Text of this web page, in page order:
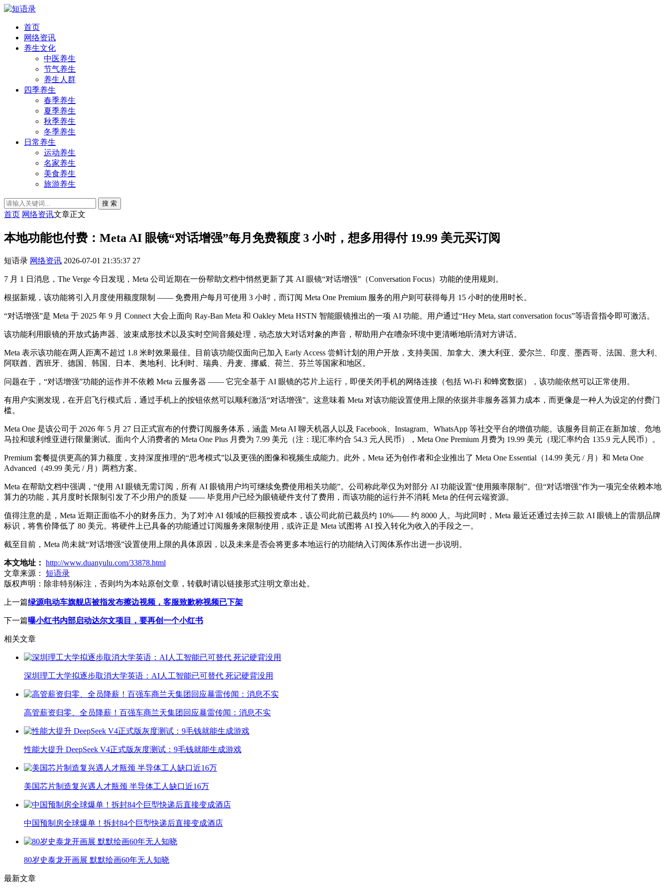
首页
网络资讯
养生文化
中医养生
节气养生
养生人群
四季养生
春季养生
夏季养生
秋季养生
冬季养生
日常养生
运动养生
名家养生
美食养生
旅游养生
搜 索
首页 网络资讯文章正文
本地功能也付费：Meta AI 眼镜“对话增强”每月免费额度 3 小时，想多用得付 19.99 美元买订阅
短语录 网络资讯 2026-07-01 21:35:37 27
7 月 1 日消息，The Verge 今日发现，Meta 公司近期在一份帮助文档中悄然更新了其 AI 眼镜“对话增强”（Conversation Focus）功能的使用规则。
根据新规，该功能将引入月度使用额度限制 —— 免费用户每月可使用 3 小时，而订阅 Meta One Premium 服务的用户则可获得每月 15 小时的使用时长。
“对话增强”是 Meta 于 2025 年 9 月 Connect 大会上面向 Ray-Ban Meta 和 Oakley Meta HSTN 智能眼镜推出的一项 AI 功能。用户通过“Hey Meta, start conversation focus”等语音指令即可激活。
该功能利用眼镜的开放式扬声器、波束成形技术以及实时空间音频处理，动态放大对话对象的声音，帮助用户在嘈杂环境中更清晰地听清对方讲话。
Meta 表示该功能在两人距离不超过 1.8 米时效果最佳。目前该功能仅面向已加入 Early Access 尝鲜计划的用户开放，支持美国、加拿大、澳大利亚、爱尔兰、印度、墨西哥、法国、意大利、
阿联酋、西班牙、德国、韩国、日本、奥地利、比利时、瑞典、丹麦、挪威、荷兰、芬兰等国家和地区。
问题在于，“对话增强”功能的运作并不依赖 Meta 云服务器 —— 它完全基于 AI 眼镜的芯片上运行，即便关闭手机的网络连接（包括 Wi-Fi 和蜂窝数据），该功能依然可以正常使用。
有用户实测发现，在开启飞行模式后，通过手机上的按钮依然可以顺利激活“对话增强”。这意味着 Meta 对该功能设置使用上限的依据并非服务器算力成本，而更像是一种人为设定的付费门
槛。
Meta One 是该公司于 2026 年 5 月 27 日正式宣布的付费订阅服务体系，涵盖 Meta AI 聊天机器人以及 Facebook、Instagram、WhatsApp 等社交平台的增值功能。该服务目前正在新加坡、危地
马拉和玻利维亚进行限量测试。面向个人消费者的 Meta One Plus 月费为 7.99 美元（注：现汇率约合 54.3 元人民币），Meta One Premium 月费为 19.99 美元（现汇率约合 135.9 元人民币）。
Premium 套餐提供更高的算力额度，支持深度推理的“思考模式”以及更强的图像和视频生成能力。此外，Meta 还为创作者和企业推出了 Meta One Essential（14.99 美元 / 月）和 Meta One
Advanced（49.99 美元 / 月）两档方案。
Meta 在帮助文档中强调，“使用 AI 眼镜无需订阅，所有 AI 眼镜用户均可继续免费使用相关功能”。公司称此举仅为对部分 AI 功能设置“使用频率限制”。但“对话增强”作为一项完全依赖本地
算力的功能，其月度时长限制引发了不少用户的质疑 —— 毕竟用户已经为眼镜硬件支付了费用，而该功能的运行并不消耗 Meta 的任何云端资源。
值得注意的是，Meta 近期正面临不小的财务压力。为了对冲 AI 领域的巨额投资成本，该公司此前已裁员约 10%—— 约 8000 人。与此同时，Meta 最近还通过去掉三款 AI 眼镜上的雷朋品牌
标识，将售价降低了 80 美元。将硬件上已具备的功能通过订阅服务来限制使用，或许正是 Meta 试图将 AI 投入转化为收入的手段之一。
截至目前，Meta 尚未就“对话增强”设置使用上限的具体原因，以及未来是否会将更多本地运行的功能纳入订阅体系作出进一步说明。
本文地址： http://www.duanyulu.com/33878.html
文章来源：
短语录
版权声明： 除非特别标注，否则均为本站原创文章，转载时请以链接形式注明文章出处。
上一篇绿源电动车旗舰店被指发布擦边视频，客服致歉称视频已下架
下一篇曝小红书内部启动达尔文项目，要再创一个小红书
相关文章
深圳理工大学拟逐步取消大学英语：AI人工智能已可替代 死记硬背没用
高管薪资归零、全员降薪！百强车商兰天集团回应暴雷传闻：消息不实
性能大提升 DeepSeek V4正式版灰度测试：9毛钱就能生成游戏
美国芯片制造复兴遇人才瓶颈 半导体工人缺口近16万
中国预制房全球爆单！拆封84个巨型快递后直接变成酒店
80岁史泰龙开画展 默默绘画60年无人知晓
最新文章